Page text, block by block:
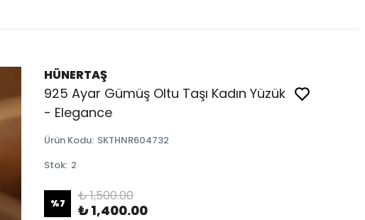
HÜNERTAŞ
925 Ayar Gümüş Oltu Taşı Kadın Yüzük
- Elegance
Ürün Kodu: SKTHNR604732
Stok: 2
%7 ₺ 1,500.00
₺ 1,400.00